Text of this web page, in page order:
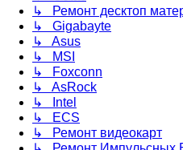
↳ Ремонт десктоп
↳ Gigabayte
↳ Asus
↳ MSI
↳ Foxconn
↳ AsRock
↳ Intel
↳ ECS
↳ Ремонт видеокарт